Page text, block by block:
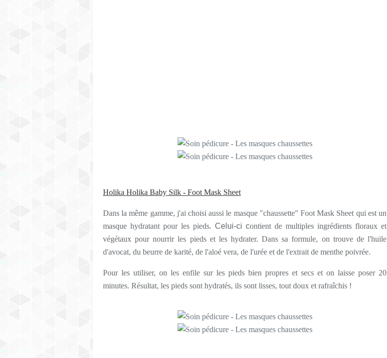
Holika Holika Baby Silk - Foot Mask Sheet
Dans la même gamme, j'ai choisi aussi le masque "chaussette" Foot Mask Sheet qui est un
masque hydratant pour les pieds. Celui-ci contient de multiples ingrédients floraux et
végétaux pour nourrir les pieds et les hydrater. Dans sa formule, on trouve de l'huile
d'avocat, du beurre de karité, de l'aloé vera, de l'urée et de l'extrait de menthe poivrée.
Pour les utiliser, on les enfile sur les pieds bien propres et secs et on laisse poser 20
minutes. Résultat, les pieds sont hydratés, ils sont lisses, tout doux et rafraîchis !